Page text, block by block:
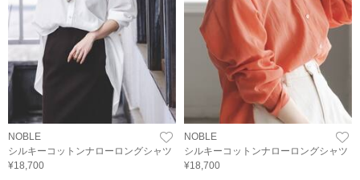
NOBLE
シルキーコットンナローロングシャツ
¥18,700
NOBLE
シルキーコットンナローロングシャツ
¥18,700